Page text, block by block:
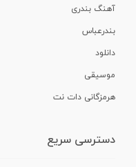
آهنگ بندری
بندرعباس
دانلود
موسیقی
هرمزگانی دات نت
دسترسی سریع